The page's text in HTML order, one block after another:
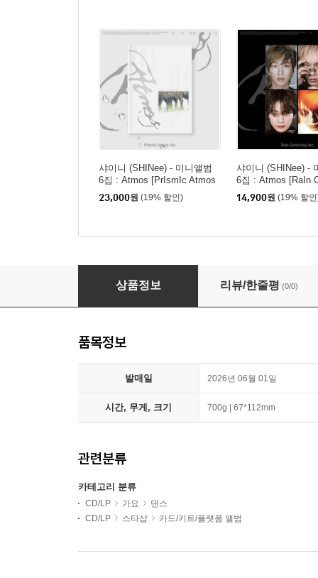
샤이니 (SHINee) - 미니앨범
6집 : Atmos [PrIsmIc Atmos
Ver.]
23,000원 (19% 할인)
샤이니 (SHINee) -
6집 : Atmos [RaIn
Ver.][TAEMIN]
14,900원 (19% 할
샤이니 (SHINee) - 미니앨범 6집 : Atmos
상품정보 리뷰/한줄평 (0/0)
품목정보
발매일 2026년 06월 01일
시간, 무게, 크기 700g | 67*112mm
관련분류
카테고리 분류
CD/LP 가요
댄스
CD/LP
스타샵 카드/키트/플랫폼 앨범